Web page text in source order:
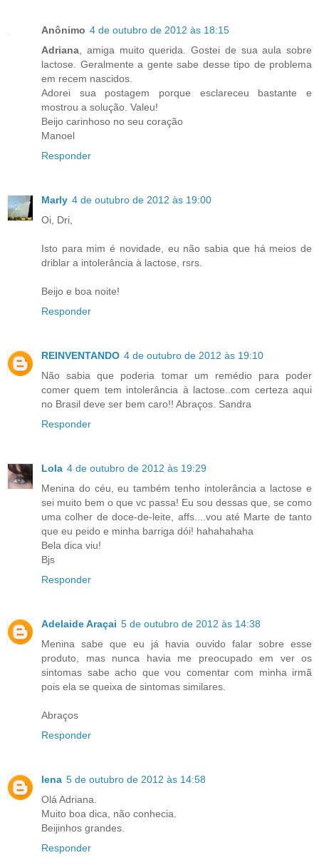
Anônimo 4 de outubro de 2012 às 18:15
Adriana , amiga muito querida. Gostei de sua aula sobre
lactose. Geralmente a gente sabe desse tipo de problema
em recem nascidos.
Adorei sua postagem porque esclareceu bastante e
mostrou a solução. Valeu!
Beijo carinhoso no seu coração
Manoel
Responder
Marly 4 de outubro de 2012 às 19:00
Oi, Dri,
Isto para mim é novidade, eu não sabia que há meios de
driblar a intolerância à lactose, rsrs.
Beijo e boa noite!
Responder
REINVENTANDO 4 de outubro de 2012 às 19:10
Não sabia que poderia tomar um remédio para poder
comer quem tem intolerância à lactose..com certeza aqui
no Brasil deve ser bem caro!! Abraços. Sandra
Responder
Lola 4 de outubro de 2012 às 19:29
Menina do céu, eu também tenho intolerância a lactose e
sei muito bem o que vc passa! Eu sou dessas que, se como
uma colher de doce-de-leite, affs....vou até Marte de tanto
que eu peido e minha barriga dói! hahahahaha
Bela dica viu!
Bjs
Responder
Adelaide Araçai 5 de outubro de 2012 às 14:38
Menina sabe que eu já havia ouvido falar sobre esse
produto, mas nunca havia me preocupado em ver os
sintomas sabe acho que vou comentar com minha irmã
pois ela se queixa de sintomas similares.
Abraços
Responder
lena 5 de outubro de 2012 às 14:58
Olá Adriana.
Muito boa dica, não conhecia.
Beijinhos grandes.
Responder